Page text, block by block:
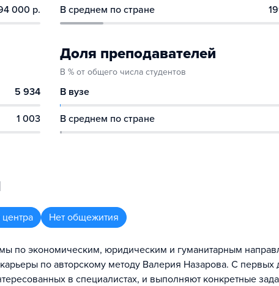
000 р. В среднем по стране
5 934
1 003
Доля преподавателей
В % от общего числа студентов
В вузе
В среднем по стране
Нет общежития
по экономическим, юридическим и гуманитарным
по авторскому методу Валерия Назарова. С первых
в специалистах, и выполняют конкретные